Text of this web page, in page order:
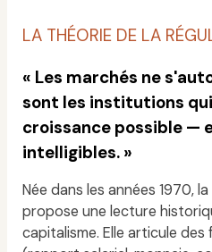
LA THÉORIE DE LA
« Les marchés ne
sont les institutions
croissance possible —
intelligibles. »
Née dans les années 1970,
propose une lecture
capitalisme. Elle articule